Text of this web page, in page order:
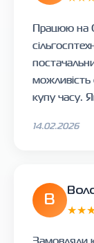
Працюю на
купу часу.
14.02.2026
В